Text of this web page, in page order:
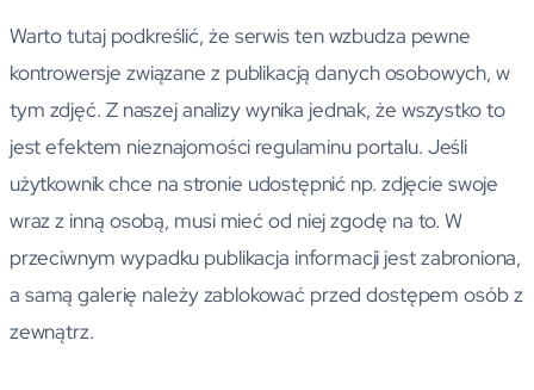
Warto tutaj podkreślić, że serwis ten wzbudza pewne
kontrowersje związane z publikacją danych osobowych, w
tym zdjęć. Z naszej analizy wynika jednak, że wszystko to
jest efektem nieznajomości regulaminu portalu. Jeśli
użytkownik chce na stronie udostępnić np. zdjęcie swoje
wraz z inną osobą, musi mieć od niej zgodę na to. W
przeciwnym wypadku publikacja informacji jest zabroniona,
a samą galerię należy zablokować przed dostępem osób z
zewnątrz.